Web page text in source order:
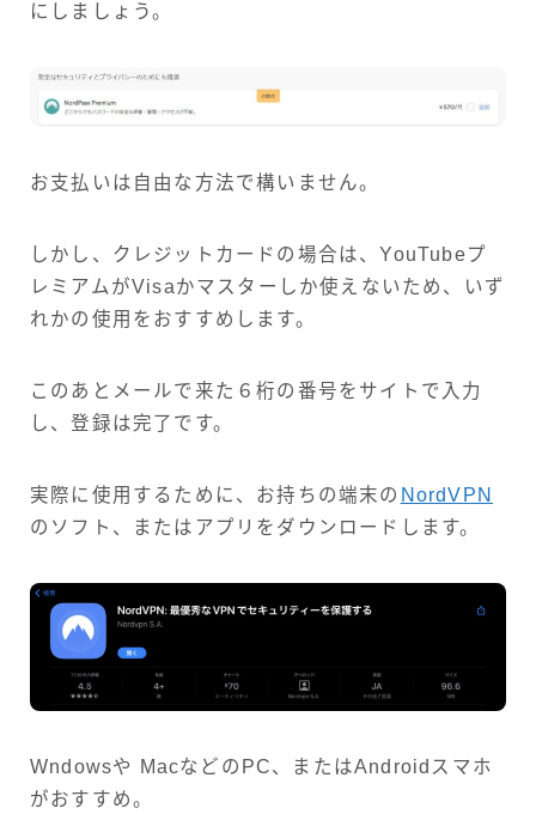
にしましょう。
お支払いは自由な方法で構いません。
しかし、クレジットカードの場合は、YouTubeプ
レミアムがVisaかマスターしか使えないため、いず
れかの使用をおすすめします。
このあとメールで来た６桁の番号をサイトで入力
し、登録は完了です。
実際に使用するために、お持ちの端末の NordVPN
のソフト、またはアプリをダウンロードします。
Wndowsや MacなどのPC、またはAndroidスマホ
がおすすめ。